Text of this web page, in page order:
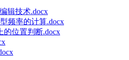
辑技术.docx
频率的计算.docx
的位置判断.docx